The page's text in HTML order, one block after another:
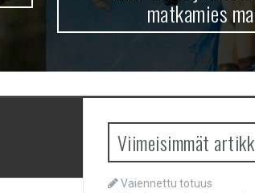
matkamies
Viimeisimmät
Vaiennettu totuus